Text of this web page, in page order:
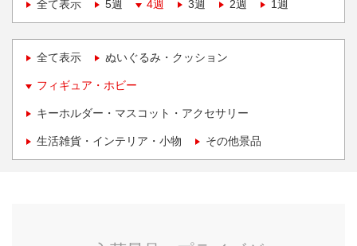
全て表示
5週 4週 3週 2週 1週
全て表示 ぬいぐるみ・クッション
フィギュア・ホビー
キーホルダー・マスコット・アクセサリー
生活雑貨・インテリア・小物 その他景品